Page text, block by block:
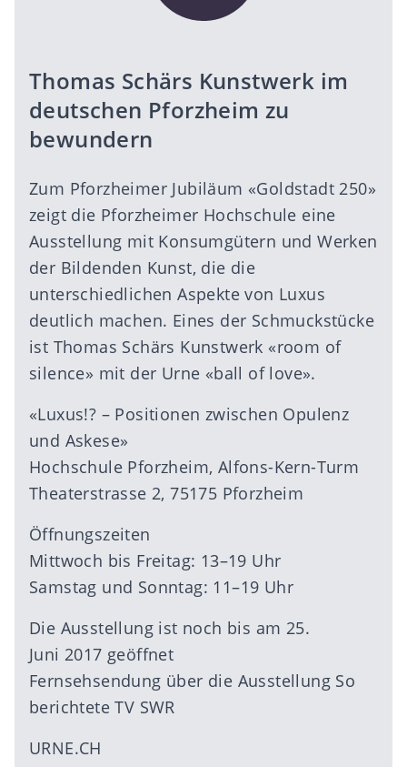
Thomas Schärs Kunstwerk im
deutschen Pforzheim zu
bewundern
Zum Pforzheimer Jubiläum «Goldstadt 250»
zeigt die Pforzheimer Hochschule eine
Ausstellung mit Konsumgütern und Werken
der Bildenden Kunst, die die
unterschiedlichen Aspekte von Luxus
deutlich machen. Eines der Schmuckstücke
ist Thomas Schärs Kunstwerk «room of
silence» mit der Urne «ball of love».
«Luxus!? – Positionen zwischen Opulenz
und Askese»
Hochschule Pforzheim, Alfons-Kern-Turm
Theaterstrasse 2, 75175 Pforzheim
Öffnungszeiten
Mittwoch bis Freitag: 13–19 Uhr
Samstag und Sonntag: 11–19 Uhr
Die Ausstellung ist noch bis am 25.
Juni 2017 geöffnet
Fernsehsendung über die Ausstellung So
berichtete TV SWR
URNE.CH